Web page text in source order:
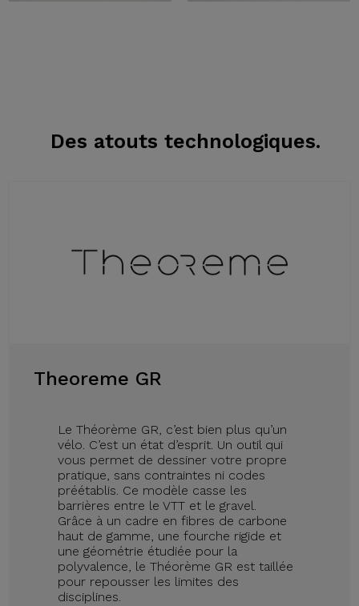
Des atouts technologiques.
Theoreme GR
Le Théorème GR, c’est bien plus qu’un
vélo. C’est un état d’esprit. Un outil qui
vous permet de dessiner votre propre
pratique, sans contraintes ni codes
préétablis. Ce modèle casse les
barrières entre le VTT et le gravel.
Grâce à un cadre en fibres de carbone
haut de gamme, une fourche rigide et
une géométrie étudiée pour la
polyvalence, le Théorème GR est taillée
pour repousser les limites des
disciplines.